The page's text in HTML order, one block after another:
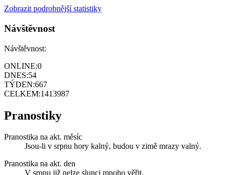
Zobrazit podrobnější statistiky
Návštěvnost
Návštěvnost:
ONLINE:0
DNES:54
TÝDEN:667
CELKEM:1413987
Pranostiky
Pranostika na akt. měsíc
Jsou-li v srpnu hory kalný, budou v zimě mrazy valný.
Pranostika na akt. den
V srpnu již nelze slunci mnoho věřit.